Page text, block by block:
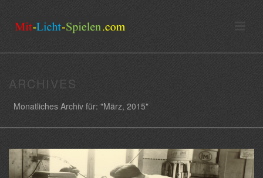
ARCHIVES
Monatliches Archiv für: "März, 2015"